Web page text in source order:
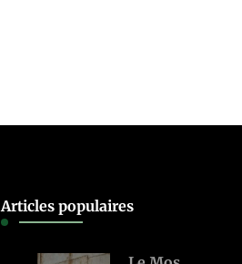
Articles populaires